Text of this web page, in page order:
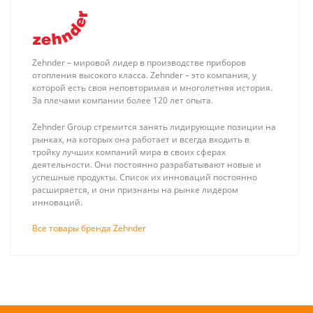
Stout
Монтажная
гильза 20 для
труб из
сшитого
полиэтилена
аксиальный
108 ₽
Stout Угольник
настенный с
креплением
короткий 1/2" х 16
для
металлопластиковых
647 ₽
Zehnder – мировой лидер в производстве приборов
отопления высокого класса. Zehnder – это компания, у
которой есть своя неповторимая и многолетняя история.
За плечами компании более 120 лет опыта.
Zehnder Group стремится занять лидирующие позиции на
рынках, на которых она работает и всегда входить в
тройку лучших компаний мира в своих сферах
деятельности. Они постоянно разрабатывают новые и
успешные продукты. Список их инноваций постоянно
расширяется, и они признаны на рынке лидером
инноваций.
Все товары бренда Zehnder